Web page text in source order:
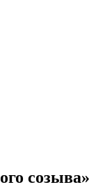
созыва»